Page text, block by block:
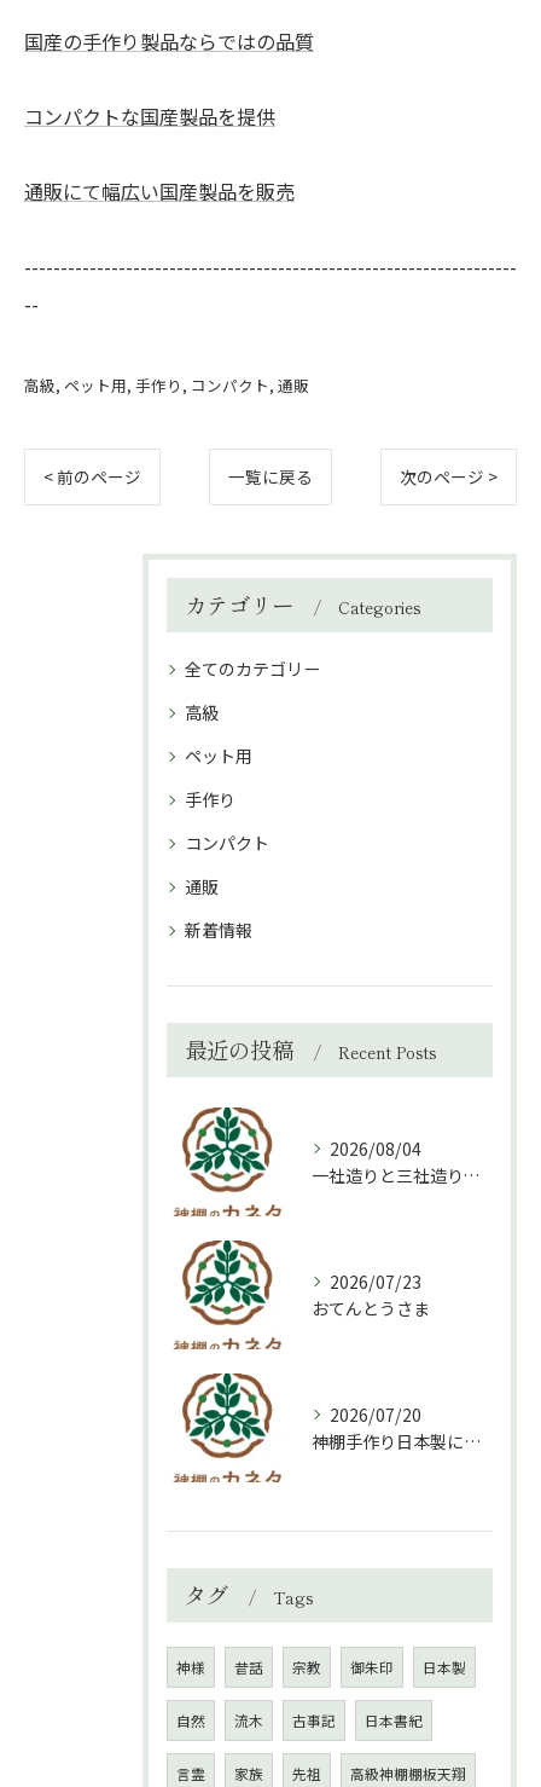
国産の手作り製品ならではの品質
コンパクトな国産製品を提供
通販にて幅広い国産製品を販売
--------------------------------------------------------------------
--
高級 ペット用 手作り コンパクト 通販
< 前のページ 一覧に戻る 次のページ >
カテゴリー Categories
全てのカテゴリー
高級
ペット用
手作り
コンパクト
通販
新着情報
最近の投稿 Recent Posts
2026/08/04
一社造りと三社造り、どちらを選ぶべき？
2026/07/23
おてんとうさま
2026/07/20
神棚手作り日本製について
タグ Tags
神様 昔話 宗教 御朱印 日本製
自然 流木 古事記 日本書紀
言霊 家族 先祖 高級神棚棚板天翔